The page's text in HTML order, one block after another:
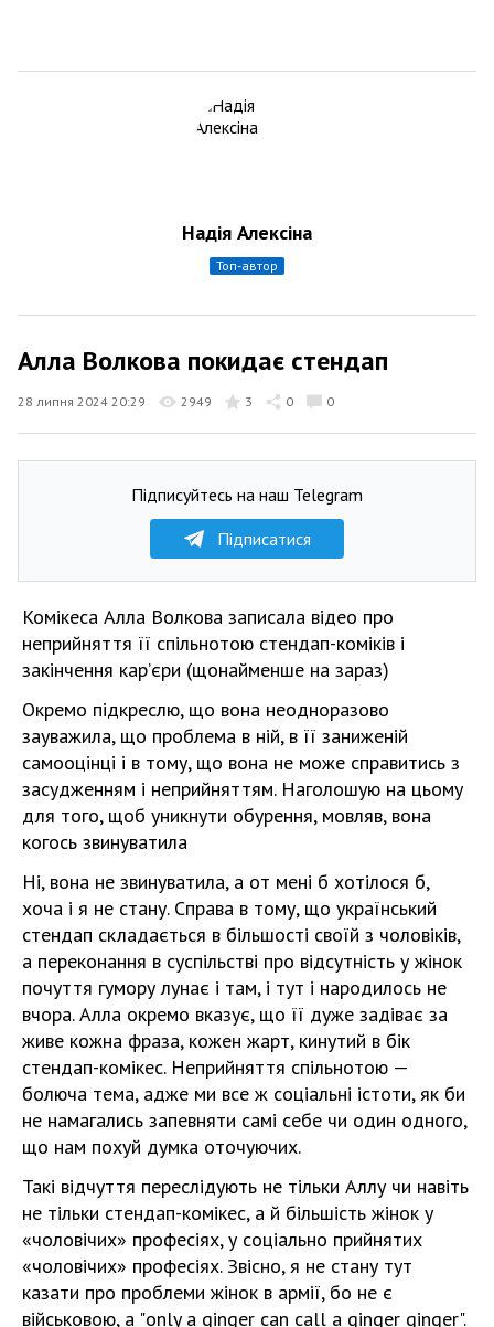
Надія Алексіна
топ-автор
Алла Волкова покидає стендап
28 липня 2024 20:29 2949 3 0 0
Підписуйтесь на наш Telegram
Підписатися
Комікеса Алла Волкова записала відео про
неприйняття її спільнотою стендап-коміків і
закінчення карʼєри (щонайменше на зараз)
Окремо підкреслю, що вона неодноразово
зауважила, що проблема в ній, в її заниженій
самооцінці і в тому, що вона не може справитись з
засудженням і неприйняттям. Наголошую на цьому
для того, щоб уникнути обурення, мовляв, вона
когось звинуватила
Ні, вона не звинуватила, а от мені б хотілося б,
хоча і я не стану. Справа в тому, що український
стендап складається в більшості своїй з чоловіків,
а переконання в суспільстві про відсутність у жінок
почуття гумору лунає і там, і тут і народилось не
вчора. Алла окремо вказує, що її дуже задіває за
живе кожна фраза, кожен жарт, кинутий в бік
стендап-комікес. Неприйняття спільнотою —
болюча тема, адже ми все ж соціальні істоти, як би
не намагались запевняти самі себе чи один одного,
що нам похуй думка оточуючих.
Такі відчуття переслідують не тільки Аллу чи навіть
не тільки стендап-комікес, а й більшість жінок у
«чоловічих» професіях, у соціально прийнятих
«чоловічих» професіях. Звісно, я не стану тут
казати про проблеми жінок в армії, бо не є
військовою, а "only a ginger can call a ginger ginger".